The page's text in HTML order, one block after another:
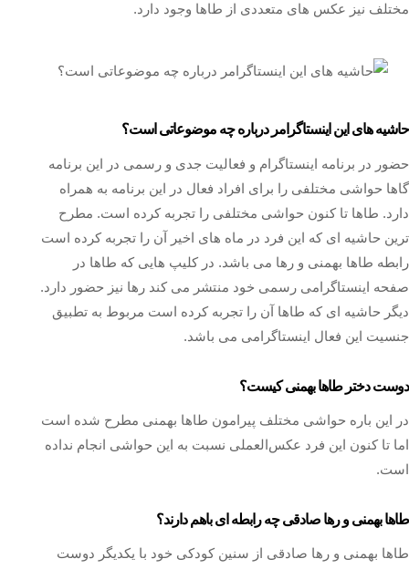
مختلف نیز عکس های متعددی از طاها وجود دارد.
حاشیه های این اینستاگرامر درباره چه موضوعاتی است؟
حضور در برنامه اینستاگرام و فعالیت جدی و رسمی در این برنامه
گاها حواشی مختلفی را برای افراد فعال در این برنامه به همراه
دارد. طاها تا کنون حواشی مختلفی را تجربه کرده است. مطرح
ترین حاشیه ای که این فرد در ماه های اخیر آن را تجربه کرده است
رابطه طاها بهمنی و رها می باشد. در کلیپ هایی که طاها در
صفحه اینستاگرامی رسمی خود منتشر می کند رها نیز حضور دارد.
دیگر حاشیه ای که طاها آن را تجربه کرده است مربوط به تطبیق
جنسیت این فعال اینستاگرامی می باشد.
دوست دختر طاها بهمنی کیست؟
در این باره حواشی مختلف پیرامون طاها بهمنی مطرح شده است
اما تا کنون این فرد عکس‌العملی نسبت به این حواشی انجام نداده
است.
طاها بهمنی و رها صادقی چه رابطه ای باهم دارند؟
طاها بهمنی و رها صادقی از سنین کودکی خود با یکدیگر دوست